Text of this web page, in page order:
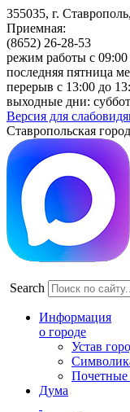
355035, г.
Приемная:
(8652) 26-28-53
режим работы с 09:00
последняя пятница
перерыв с 13:00 до
выходные дни:
Версия для
Ставропольская
Search
Информация
о городе
Устав
Почетные
Дума